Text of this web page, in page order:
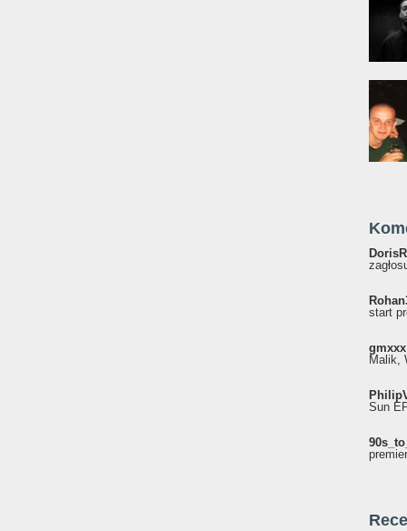
start
gmxxx
Malik,
Sun